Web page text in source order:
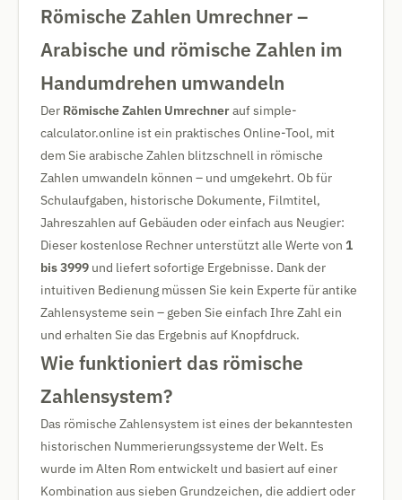
Römische Zahlen Umrechner –
Arabische und römische Zahlen im
Handumdrehen umwandeln
Der Römische Zahlen Umrechnerauf simple-
calculator.online ist ein praktisches Online-Tool, mit
dem Sie arabische Zahlen blitzschnell in römische
Zahlen umwandeln können – und umgekehrt. Ob für
Schulaufgaben, historische Dokumente, Filmtitel,
Jahreszahlen auf Gebäuden oder einfach aus Neugier:
Dieser kostenlose Rechner unterstützt alle Werte von 1
bis 3999 und liefert sofortige Ergebnisse. Dank der
intuitiven Bedienung müssen Sie kein Experte für antike
Zahlensysteme sein – geben Sie einfach Ihre Zahl ein
und erhalten Sie das Ergebnis auf Knopfdruck.
Wie funktioniert das römische
Zahlensystem?
Das römische Zahlensystem ist eines der bekanntesten
historischen Nummerierungssysteme der Welt. Es
wurde im Alten Rom entwickelt und basiert auf einer
Kombination aus sieben Grundzeichen, die addiert oder